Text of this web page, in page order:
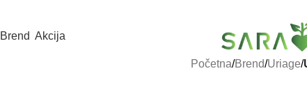
Brend Akcija
Početna/Brend/Uriage/